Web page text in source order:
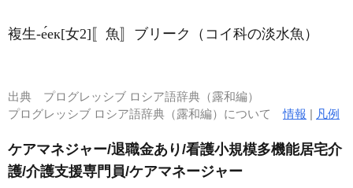
複生-е́ек[女2]〚魚〛ブリーク（コイ科の淡水魚）
出典 プログレッシブ ロシア語辞典（露和編）
プログレッシブ ロシア語辞典（露和編）について情報 | 凡例
ケアマネジャー/退職金あり/看護小規模多機能居宅介
護/介護支援専門員/ケアマネージャー